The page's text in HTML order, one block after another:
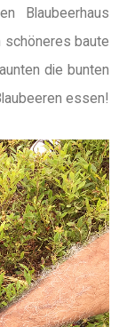
Blaubeerhaus
schöneres baute
die bunten
essen!